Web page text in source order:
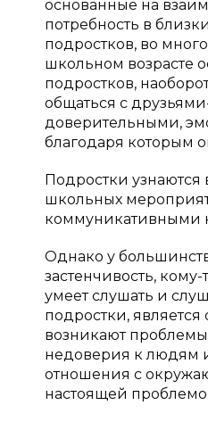
основанные на
потребность в
подростков, во
школьном возрасте
подростков,
общаться с
доверительными,
благодаря которым
Подростки узнаются
школьных
коммуникативными
Однако у
застенчивость,
умеет слушать и
подростки,
возникают
недоверия к людям
отношения с
настоящей